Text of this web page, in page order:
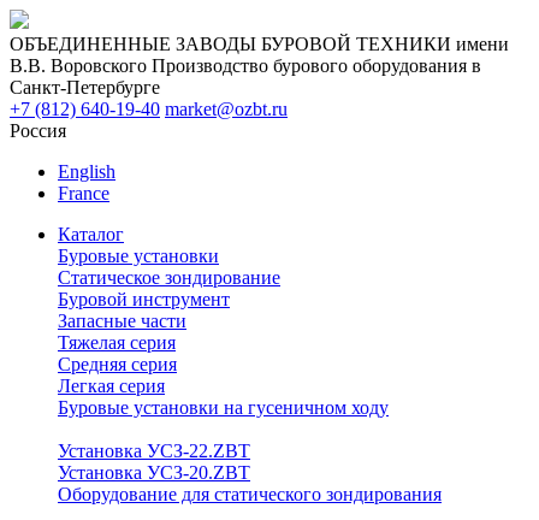
ОБЪЕДИНЕННЫЕ ЗАВОДЫ БУРОВОЙ ТЕХНИКИ имени
В.В. Воровского Производство бурового оборудования в
Санкт-Петербурге
+7 (812) 640-19-40 market@ozbt.ru
Россия
English
France
Каталог
Буровые установки
Статическое зондирование
Буровой инструмент
Запасные части
Тяжелая серия
Средняя серия
Легкая серия
Буровые установки на гусеничном ходу
Установка УСЗ-22.ZBT
Установка УСЗ-20.ZBT
Оборудование для статического зондирования